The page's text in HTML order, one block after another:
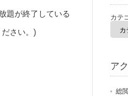
題が終了している
さい。)
カテ
ア
総